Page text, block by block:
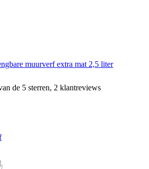
muurverf extra mat 2,5 liter
de 5 sterren, 2 klantreviews